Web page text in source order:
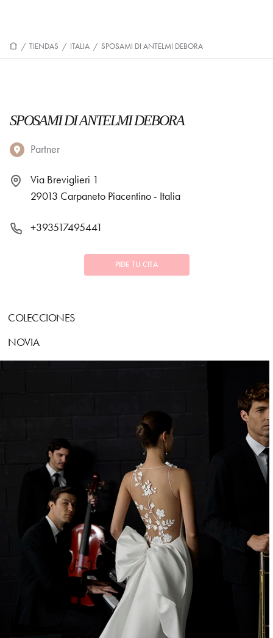
/ TIENDAS / ITALIA / SPOSAMI DI ANTELMI DEBORA
SPOSAMI DI ANTELMI DEBORA
Partner
Via Breviglieri 1
29013 Carpaneto Piacentino - Italia
+393517495441
PIDE TU CITA
COLECCIONES
NOVIA